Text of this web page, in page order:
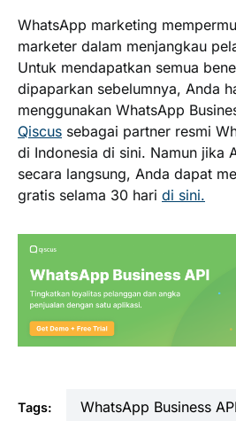
WhatsApp marketing
marketer dalam menjangkau
Untuk mendapatkan semua
dipaparkan sebelumnya, Anda
menggunakan WhatsApp
Qiscus sebagai partner resmi
di Indonesia di sini. Namun jika
secara langsung, Anda dapat
gratis selama 30 hari di sini.
Tags: WhatsApp Business API